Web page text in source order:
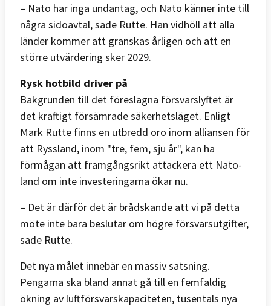
– Nato har inga undantag, och Nato känner inte till
några sidoavtal, sade Rutte. Han vidhöll att alla
länder kommer att granskas årligen och att en
större utvärdering sker 2029.
Rysk hotbild driver på
Bakgrunden till det föreslagna försvarslyftet är
det kraftigt försämrade säkerhetsläget. Enligt
Mark Rutte finns en utbredd oro inom alliansen för
att Ryssland, inom "tre, fem, sju år", kan ha
förmågan att framgångsrikt attackera ett Nato-
land om inte investeringarna ökar nu.
– Det är därför det är brådskande att vi på detta
möte inte bara beslutar om högre försvarsutgifter,
sade Rutte.
Det nya målet innebär en massiv satsning.
Pengarna ska bland annat gå till en femfaldig
ökning av luftförsvarskapaciteten, tusentals nya